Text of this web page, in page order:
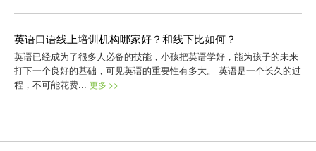
英语口语线上培训机构哪家好？和线下比如何？
英语已经成为了很多人必备的技能，小孩把英语学好，能为孩子的未来
打下一个良好的基础，可见英语的重要性有多大。 英语是一个长久的过
程，不可能花费... 更多 >>